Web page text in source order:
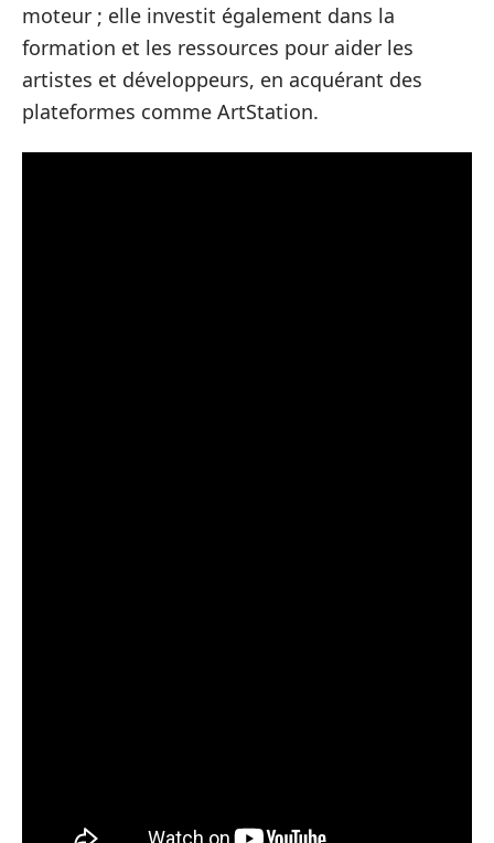
moteur ; elle investit également dans la
formation et les ressources pour aider les
artistes et développeurs, en acquérant des
plateformes comme ArtStation.